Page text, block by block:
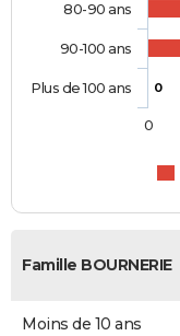
0
80-90 ans
90-100 ans
Plus de 100 ans
0
Famille BOURNERIE
Moins de 10 ans